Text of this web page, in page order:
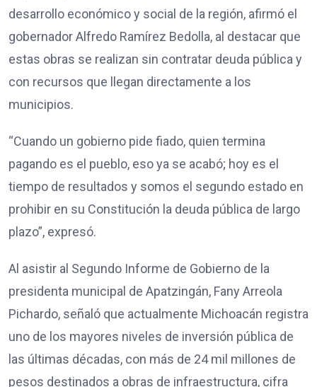
desarrollo económico y social de la región, afirmó el
gobernador Alfredo Ramírez Bedolla, al destacar que
estas obras se realizan sin contratar deuda pública y
con recursos que llegan directamente a los
municipios.
“Cuando un gobierno pide fiado, quien termina
pagando es el pueblo, eso ya se acabó; hoy es el
tiempo de resultados y somos el segundo estado en
prohibir en su Constitución la deuda pública de largo
plazo”, expresó.
Al asistir al Segundo Informe de Gobierno de la
presidenta municipal de Apatzingán, Fany Arreola
Pichardo, señaló que actualmente Michoacán registra
uno de los mayores niveles de inversión pública de
las últimas décadas, con más de 24 mil millones de
pesos destinados a obras de infraestructura, cifra